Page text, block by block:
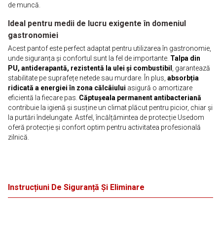
de muncă.
Ideal pentru medii de lucru exigente în domeniul
gastronomiei
Acest pantof este perfect adaptat pentru utilizarea în gastronomie,
unde siguranța și confortul sunt la fel de importante. Talpa din
PU, antiderapantă, rezistentă la ulei și combustibil
, garantează
stabilitate pe suprafețe netede sau murdare. În plus, absorbția
ridicată a energiei în zona călcâiului asigură o amortizare
eficientă la fiecare pas. Căptușeala permanent antibacteriană
contribuie la igienă și susține un climat plăcut pentru picior, chiar și
la purtări îndelungate. Astfel, încălțămintea de protecție Usedom
oferă protecție și confort optim pentru activitatea profesională
zilnică.
Instrucțiuni De Siguranță Și Eliminare